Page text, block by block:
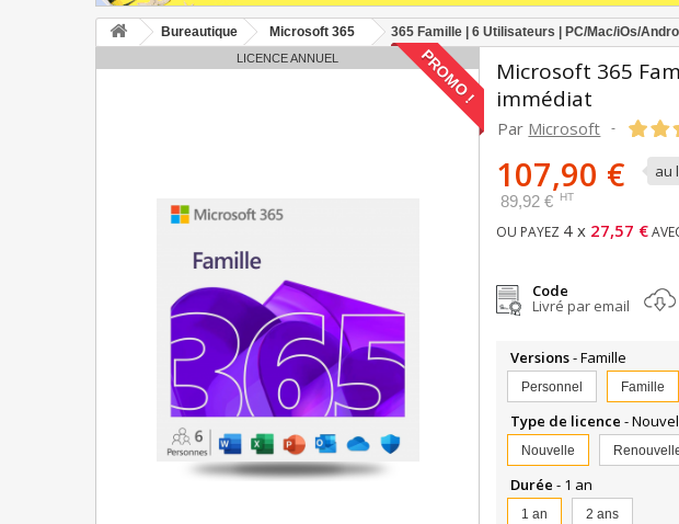
Bureautique Microsoft 365 365 Famille | 6 Utilisateurs | PC/Mac/iOs/
LICENCE ANNUEL PROMO !
Microsoft 365
immédiat
Par Microsoft -
107,90 € au
89,92 € HT
OU PAYEZ 4 x 27,57 €
Code
Livré par email
Versions- Famille
Personnel Famille
Type de licence-
Nouvelle
Durée- 1 an
1 an 2 ans